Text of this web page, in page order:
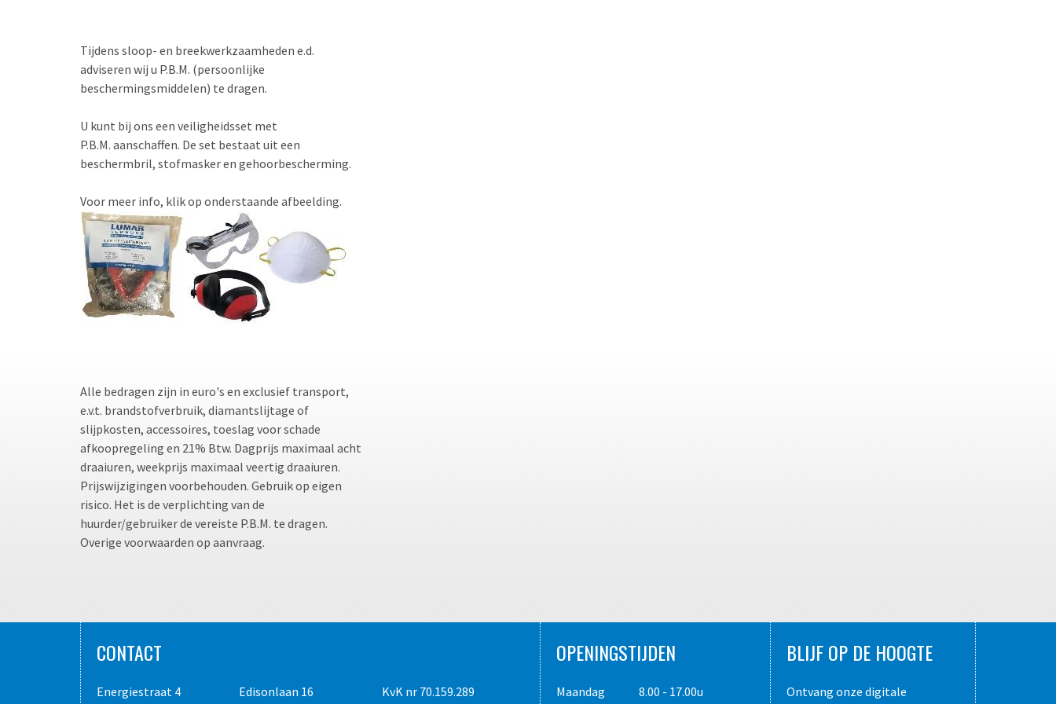
Tijdens sloop- en breekwerkzaamheden e.d.
adviseren wij u P.B.M. (persoonlijke
beschermingsmiddelen) te dragen.
U kunt bij ons een veiligheidsset met
P.B.M. aanschaffen. De set bestaat uit een
beschermbril, stofmasker en gehoorbescherming.
Voor meer info, klik op onderstaande afbeelding.
Alle bedragen zijn in euro's en exclusief transport,
e.v.t. brandstofverbruik, diamantslijtage of
slijpkosten, accessoires, toeslag voor schade
afkoopregeling en 21% Btw. Dagprijs maximaal acht
draaiuren, weekprijs maximaal veertig draaiuren.
Prijswijzigingen voorbehouden. Gebruik op eigen
risico. Het is de verplichting van de
huurder/gebruiker de vereiste P.B.M. te dragen.
Overige voorwaarden op aanvraag.
CONTACT
Energiestraat 4
Edisonlaan 16
KvK nr 70.159.289
OPENINGSTIJDEN
Maandag
8.00 - 17.00u
BLIJF OP DE HOOGTE
Ontvang onze digitale